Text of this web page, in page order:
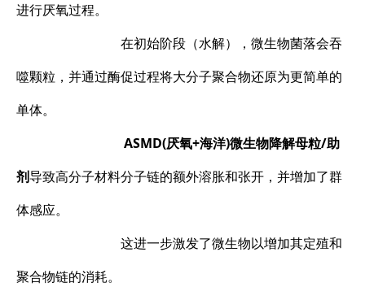
进行厌氧过程。
在初始阶段（水解），微生物菌落会吞
噬颗粒，并通过酶促过程将大分子聚合物还原为更简单的
单体。
ASMD(厌氧+海洋)微生物降解母粒/助
剂导致高分子材料分子链的额外溶胀和张开，并增加了群
体感应。
这进一步激发了微生物以增加其定殖和
聚合物链的消耗。